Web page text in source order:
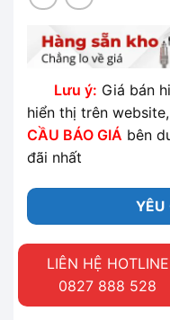
Lưu ý: Giá bán
hiển thị trên
CẦU BÁO GIÁ bên
đãi nhất
YÊU
LIÊN HỆ HOTLINE
0827 888 528